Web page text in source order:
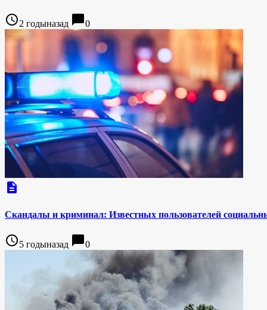
access_time2 годыназад chat_bubble0
description
Скандалы и криминал: Известных пользователей
access_time5 годыназад chat_bubble0